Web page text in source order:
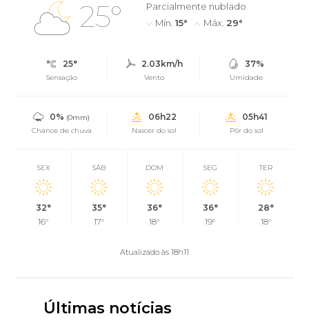
25°
Parcialmente nublado
Mín. 15° Máx. 29°
25°
Sensação
2.03km/h
Vento
37%
Umidade
0% (0mm)
Chance de chuva
06h22
Nascer do sol
05h41
Pôr do sol
SEX
32°
16°
SÁB
35°
17°
DOM
36°
18°
SEG
36°
19°
TER
28°
18°
Atualizado às 18h11
Últimas notícias